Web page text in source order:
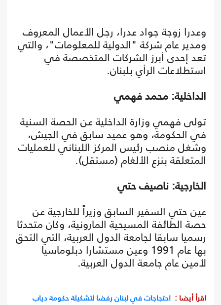
وعدرا زوجة جواد عدرا، رجل الأعمال المعروف
ومدير عام شركة "الدولية للمعلومات"، والتي
تعد إحدى أبرز الشركات المتخصصة في
استطلاعات الرأي بلبنان.
الداخلية: محمد فهمي
تولى فهمي وزارة الداخلية عن الحصة السنية
في الحكومة، وهو عميد سابق في الجيش،
وشغل منصب رئيس المركز اللبناني للعمليات
المتعلقة بنزع الألغام (مستقل).
الخارجية: ناصيف حتي
عين حتي السفير السابق وزيراً للخارجية عن
حصة الطائفة المسيحية المارونية، وكان متحدثا
رسميا سابقا لجامعة الدول العربية، التي التحق
بها عام 1991 وعين مستشارا دبلوماسيا
لأمين عام جامعة الدول العربية.
اقرأ أيضا : احتجاجات في لبنان رفضا لتشكيلة حكومة دياب